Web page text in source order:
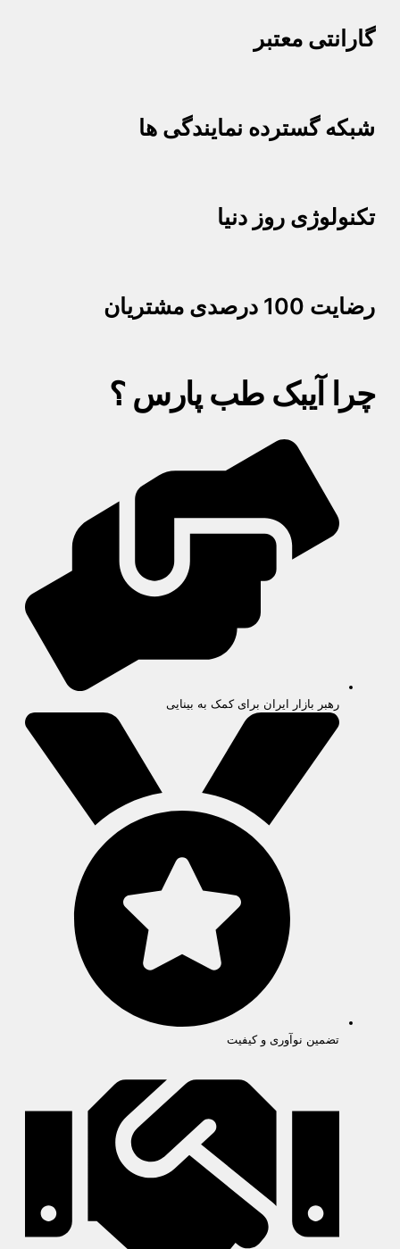
گارانتی معتبر
شبکه گسترده نمایندگی ها
تکنولوژی روز دنیا
رضایت 100 درصدی مشتریان
چرا آیبک طب پارس ؟
رهبر بازار ایران برای کمک به بینایی
تضمین نوآوری و کیفیت